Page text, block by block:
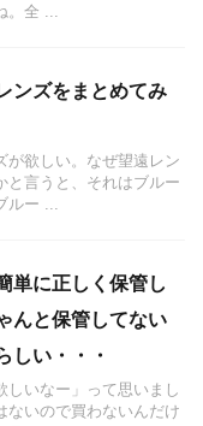
。全 ...
ンズをまとめてみ
が欲しい。なぜ望遠レン
と言うと、それはブルー
ルー ...
単に正しく保管し
んと保管してない
しい・・・
しいなー」って思いまし
ないので買わないんだけ